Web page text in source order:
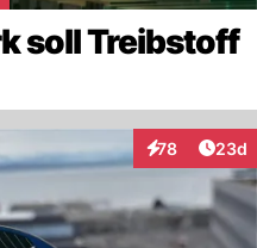
soll Treibstoff
78
Interaktionen
23d